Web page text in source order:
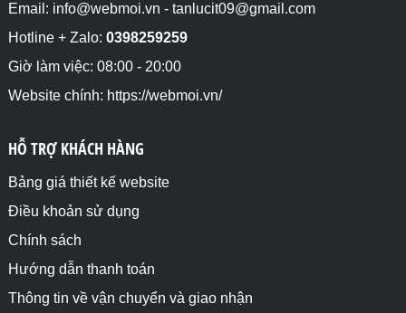
Email: info@webmoi.vn - tanlucit09@gmail.com
Hotline + Zalo: 0398259259
Giờ làm việc: 08:00 - 20:00
Website chính: https://webmoi.vn/
HỖ TRỢ KHÁCH HÀNG
Bảng giá thiết kế website
Điều khoản sử dụng
Chính sách
Hướng dẫn thanh toán
Thông tin về vận chuyển và giao nhận